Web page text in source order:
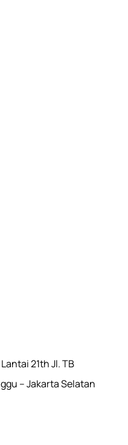
21th Jl. TB
– Jakarta Selatan